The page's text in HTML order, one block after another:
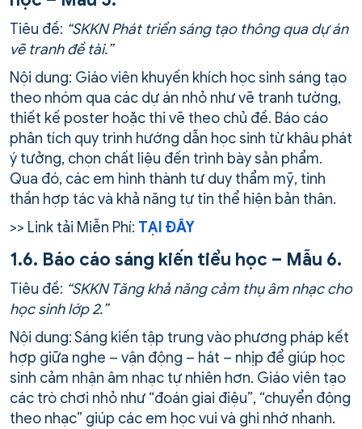
Tiêu đề: “SKKN Phát triển sáng tạo thông qua dự án
vẽ tranh đề tài.”
Nội dung: Giáo viên khuyến khích học sinh sáng tạo
theo nhóm qua các dự án nhỏ như vẽ tranh tường,
thiết kế poster hoặc thi vẽ theo chủ đề. Báo cáo
phân tích quy trình hướng dẫn học sinh từ khâu phát
ý tưởng, chọn chất liệu đến trình bày sản phẩm.
Qua đó, các em hình thành tư duy thẩm mỹ, tinh
thần hợp tác và khả năng tự tin thể hiện bản thân.
>> Link tải Miễn Phí: TẠI ĐÂY
1.6. Báo cáo sáng kiến tiểu học – Mẫu 6.
Tiêu đề: “SKKN Tăng khả năng cảm thụ âm nhạc cho
học sinh lớp 2.”
Nội dung: Sáng kiến tập trung vào phương pháp kết
hợp giữa nghe – vận động – hát – nhịp để giúp học
sinh cảm nhận âm nhạc tự nhiên hơn. Giáo viên tạo
các trò chơi nhỏ như “đoán giai điệu”, “chuyển động
theo nhạc” giúp các em học vui và ghi nhớ nhanh.